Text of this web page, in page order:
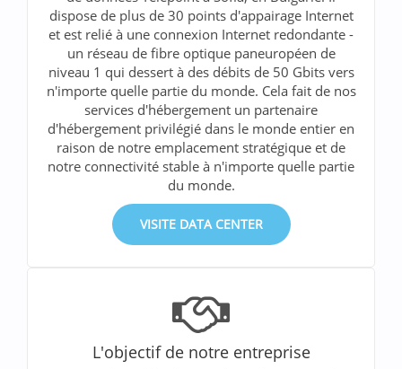
dispose de plus de 30 points d'appairage Internet
et est relié à une connexion Internet redondante -
un réseau de fibre optique paneuropéen de
niveau 1 qui dessert à des débits de 50 Gbits vers
n'importe quelle partie du monde. Cela fait de nos
services d'hébergement un partenaire
d'hébergement privilégié dans le monde entier en
raison de notre emplacement stratégique et de
notre connectivité stable à n'importe quelle partie
du monde.
VISITE DATA CENTER
L'objectif de notre entreprise